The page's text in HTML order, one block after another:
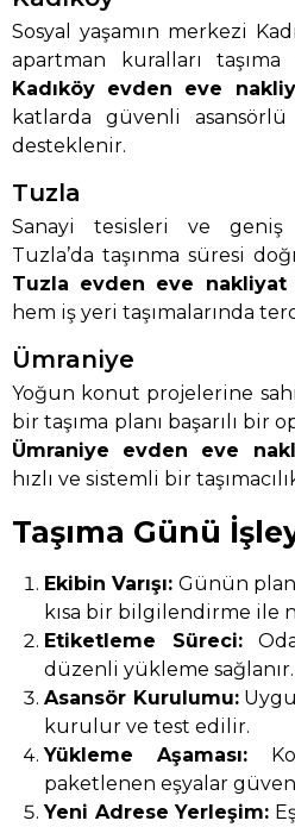
Sosyal yaşamın merkezi
apartman kuralları taşıma
Kadıköy evden eve
katlarda güvenli asansörlü
desteklenir.
Tuzla
Sanayi tesisleri ve geniş
Tuzla’da taşınma süresi
Tuzla evden eve nakliyat
hem iş yeri taşımalarında
Ümraniye
Yoğun konut projelerine
bir taşıma planı başarılı bir
Ümraniye evden eve
hızlı ve sistemli bir
Taşıma Günü
Ekibin Varışı: Günün
kısa bir bilgilendirme ile
Etiketleme Süreci:
düzenli yükleme sağlanır.
Asansör Kurulumu:
kurulur ve test edilir.
Yükleme Aşaması:
paketlenen eşyalar
Yeni Adrese Yerleşim: